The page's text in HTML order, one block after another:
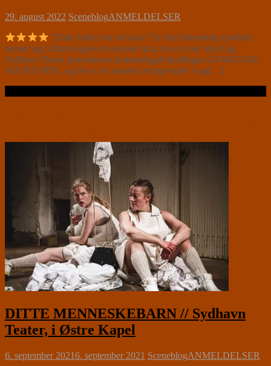
29. august 2022 SceneblogANMELDELSER
”Dine læber var en lasso” En fin firstemmig symfoni
breder sig i Østre Kapels hvælvede rum, hvor Lene Skytt og
Sydhavn Teater præsenterer dommedagsfortællingen 24 MULIGE
AFGRUNDE, og der er en næsten overgivende svag[…]
DITTE MENNESKEBARN // Sydhavn
Teater, i Østre Kapel
6. september 20216. september 2021 SceneblogANMELDELSER